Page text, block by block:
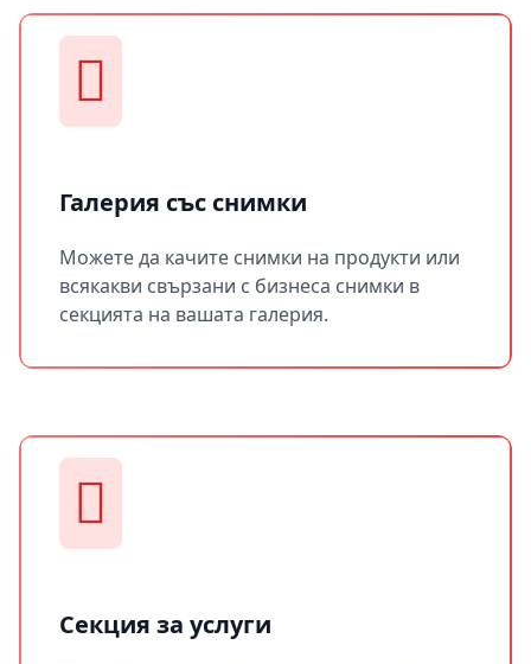
Галерия със снимки
Можете да качите снимки на продукти или
всякакви свързани с бизнеса снимки в
секцията на вашата галерия.
Секция за услуги